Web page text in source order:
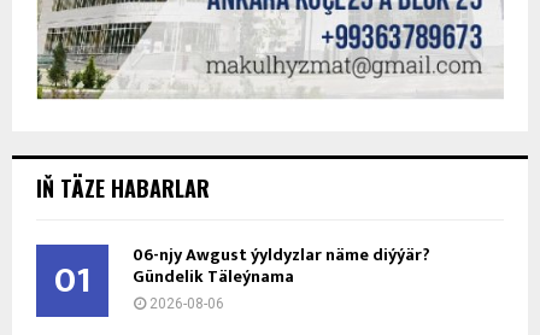
IŇ TÄZE HABARLAR
01 06-njy Awgust ýyldyzlar näme diýýär?
Gündelik Täleýnama
2026-08-06